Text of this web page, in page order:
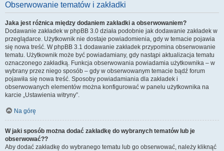
Obserwowanie tematów i zakładki
Jaka jest różnica między dodaniem zakładki a obserwowaniem?
Dodawanie zakładek w phpBB 3.0 działa podobnie jak dodawanie zakładek w
przeglądarce. Użytkownik nie dostaje powiadomienia, gdy w temacie pojawia
się nowa treść. W phpBB 3.1 dodawanie zakładek przypomina obserwowanie
tematu. Użytkownik może być powiadamiany, gdy nastąpi aktualizacja tematu
oznaczonego zakładką. Funkcja obserwowania powiadamia użytkownika – w
wybrany przez niego sposób – gdy w obserwowanym temacie bądź forum
pojawiła się nowa treść. Sposoby powiadamiania dla zakładek i
obserwowanych elementów można konfigurować w panelu użytkownika na
karcie „Ustawienia witryny”.
Na górę
W jaki sposób można dodać zakładkę do wybranych tematów lub je
obserwować??
Aby dodać zakładkę do wybranego tematu lub go obserwować, należy kliknąć